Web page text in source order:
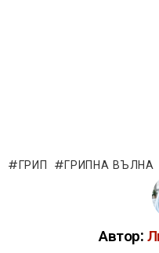
ГРИП ГРИПНА ВЪЛНА
Автор: